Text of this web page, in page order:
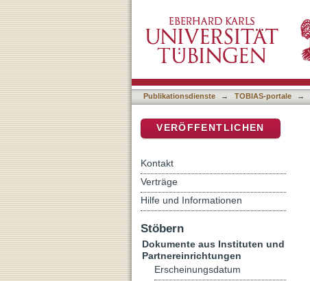
Publikationsdienste → TOBIAS-portale →
VERÖFFENTLICHEN
Kontakt
Verträge
Hilfe und Informationen
Stöbern
Dokumente aus Instituten und
Partnereinrichtungen
Erscheinungsdatum